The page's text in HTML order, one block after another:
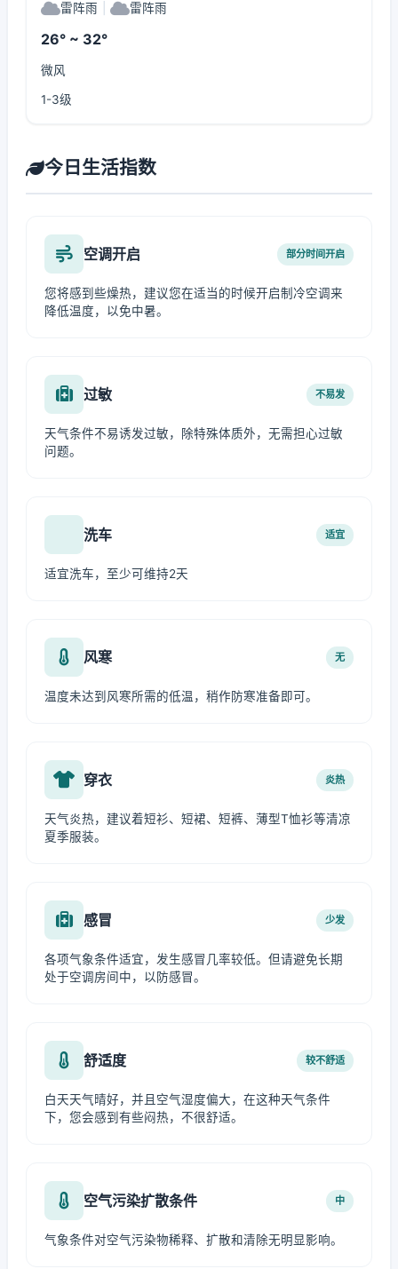
雷阵雨 雷阵雨
26° ~ 32°
微风
1-3级
今日生活指数
空调开启 部分时间开启
您将感到些燥热，建议您在适当的时候开启制冷空调来
降低温度，以免中暑。
过敏 不易发
天气条件不易诱发过敏，除特殊体质外，无需担心过敏
问题。
洗车 适宜
适宜洗车，至少可维持2天
风寒 无
温度未达到风寒所需的低温，稍作防寒准备即可。
穿衣 炎热
天气炎热，建议着短衫、短裙、短裤、薄型T恤衫等清凉
夏季服装。
感冒 少发
各项气象条件适宜，发生感冒几率较低。但请避免长期
处于空调房间中，以防感冒。
舒适度 较不舒适
白天天气晴好，并且空气湿度偏大，在这种天气条件
下，您会感到有些闷热，不很舒适。
空气污染扩散条件 中
气象条件对空气污染物稀释、扩散和清除无明显影响。